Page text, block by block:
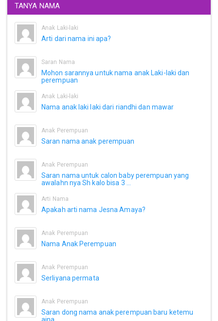
TANYA NAMA
Anak Laki-laki
Arti dari nama ini apa?
Saran Nama
Mohon sarannya untuk nama anak Laki-laki dan
perempuan
Anak Laki-laki
Nama anak laki laki dari riandhi dan mawar
Anak Perempuan
Saran nama anak perempuan
Anak Perempuan
Saran nama untuk calon baby perempuan yang
awalahn nya Sh kalo bisa 3 ...
Arti Nama
Apakah arti nama Jesna Amaya?
Anak Perempuan
Nama Anak Perempuan
Anak Perempuan
Serliyana permata
Anak Perempuan
Saran dong nama anak perempuan baru ketemu
ajna